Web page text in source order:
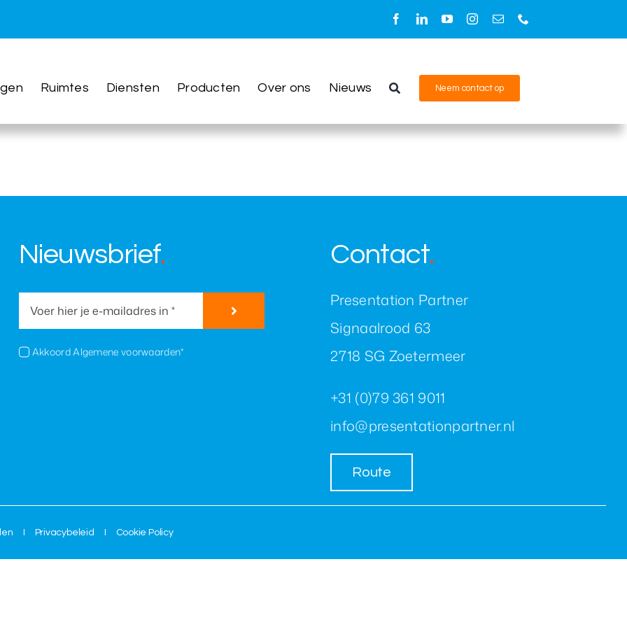
Ruimtes Diensten Producten Over ons Nieuws Neem contact op
innovation event op de iconische zeilklipper De Twee Gebroeders.
Nieuwsbrief.
Akkoord Algemene voorwaarden*
Contact.
Presentation Partner
Signaalrood 63
2718 SG Zoetermeer
+31 (0)79 361 9011
info@presentationpartner.nl
Route
Privacybeleid Cookie Policy